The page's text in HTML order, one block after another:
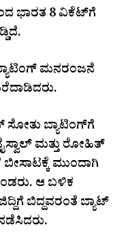
ಭಾರತ 8 ವಿಕೆಟ್‌ಗೆ
ಮನರಂಜನೆ
ಸೋತು ಬ್ಯಾಟಿಂಗ್‌ಗೆ
ಮತ್ತು ರೋಹಿತ್‌
ಮುಂದಾಗಿ
ಆ ಬಳಿಕ
ಬಿದ್ದವರಂತೆ ಬ್ಯಾಟ್‌